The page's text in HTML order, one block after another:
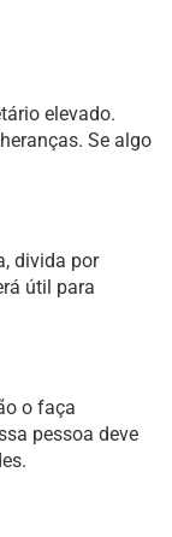
elevado.
Se algo
divida por
útil para
o faça
pessoa deve